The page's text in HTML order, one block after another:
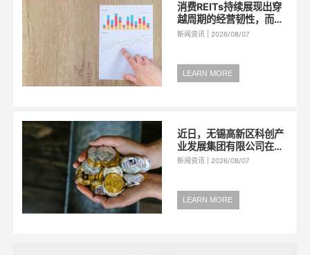
消费REITs持续展现出穿
越周期的经营韧性，而专
业化、精细化运营正成为
二季报陆续披露。中信证
券首席经济学家明明团队
新闻资讯 | 2026/08/07
LEARN MORE
近日，无锡高新区科创产
业发展集团有限公司在上
海证券交易所成功发行全
的科技创新公司债券（以
下简称“科创债”），成功
新闻资讯 | 2026/08/07
LEARN MORE